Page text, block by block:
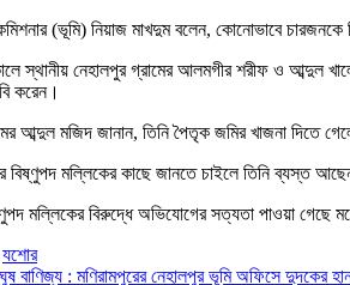
(ভূমি) নিয়াজ মাখদুম বলেন, কোনোভাবে
স্থানীয় নেহালপুর গ্রামের আলমগীর শরীফ ও আব্দুল
করেন।
আব্দুল মজিদ জানান, তিনি পৈতৃক জমির খাজনা দিতে
বিষ্ণুপদ মল্লিকের কাছে জানতে চাইলে তিনি ব্যস্ত
মল্লিকের বিরুদ্ধে অভিযোগের সত্যতা পাওয়া গেছে
যশোর
ঘুষ বাণিজ্য : মণিরামপুরের নেহালপুর ভূমি অফিসে দুদকের